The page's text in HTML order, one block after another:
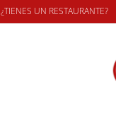
¿TIENES UN RESTAURANTE?